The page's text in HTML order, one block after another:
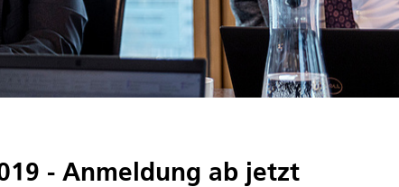
- Anmeldung ab jetzt